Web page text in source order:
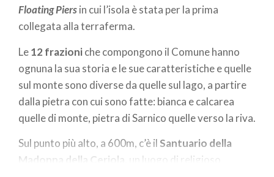
Floating Piersin cui l’isola è stata per la prima
collegata alla terraferma.
Le12 frazioniche compongono il Comune hanno
ognuna la sua storia e le sue caratteristiche e quelle
sul monte sono diverse da quelle sul lago, a partire
dalla pietra con cui sono fatte: bianca e calcarea
quelle di monte, pietra di Sarnico quelle verso la riva.
Sul punto più alto, a 600m, c’è il Santuario della
Madonna della Ceriola
, un luogo di religioso